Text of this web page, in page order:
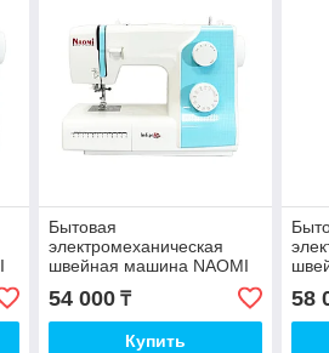
Бытовая
электромеханическая
швейная машина NAOMI
INDIGO 22 S
54 000₸
Купить
58